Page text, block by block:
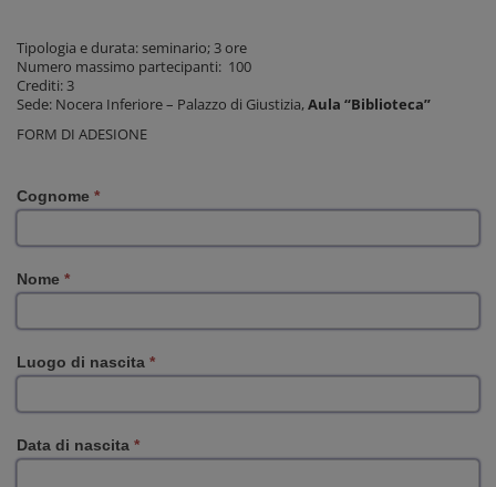
Tipologia e durata: seminario; 3 ore
Numero massimo partecipanti: 100
Crediti: 3
Sede: Nocera Inferiore – Palazzo di Giustizia,Aula “Biblioteca”
FORM DI ADESIONE
Cognome *
Nome *
Luogo di nascita *
Data di nascita *